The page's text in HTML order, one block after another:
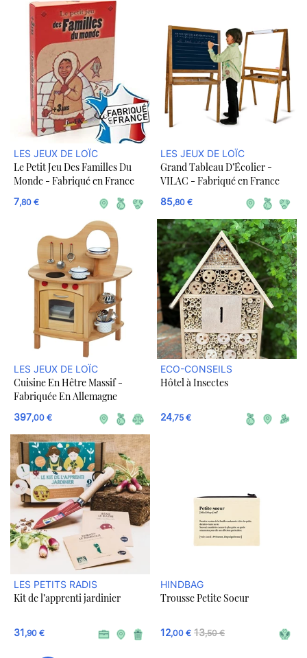
LES JEUX DE LOÏC
Le Petit Jeu Des Familles Du
Monde - Fabriqué en France
7,80 €
LES JEUX DE LOÏC
Grand Tableau D’Écolier -
VILAC - Fabriqué en France
85,80 €
LES JEUX DE LOÏC
Cuisine En Hêtre Massif -
Fabriquée En Allemagne
397,00 €
ECO-CONSEILS
Hôtel à Insectes
24,75 €
LES PETITS RADIS
Kit de l’apprenti jardinier
31,90 €
HINDBAG
Trousse Petite Soeur
12,00 € 13,50 €